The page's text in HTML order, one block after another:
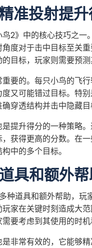
准投射提
2》中的核心技巧之
度对于击中目标至关
目标，玩家则需要预
要的。每只小鸟的飞
又可能错过目标。特
穿透结构并击中隐藏目
提升得分的一种策略
获得更高的分数。在
中的多个目标。
具和额外
种道具和额外帮助，
家在关键时刻造成大
要考虑到其使用的时机
非常有效的，它能够